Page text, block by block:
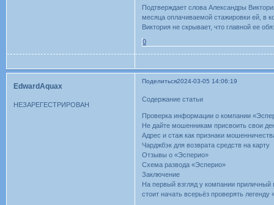
Подтверждает слова Александры
месяца оплачиваемой стажировки ей, в
Виктория не скрывает, что главной ее
0
Поделиться2024-03-05 14:06:19
EdwardAquax
НЕЗАРЕГЕСТРИРОВАН
Содержание статьи
Проверка информации о компании
Не дайте мошенникам присвоить свои
Адрес и стаж как признаки
Чарджбэк для возврата средств на карту
Отзывы о «Эсперио»
Схема развода «Эсперио»
Заключение
На первый взгляд у компании
стоит начать всерьёз проверять